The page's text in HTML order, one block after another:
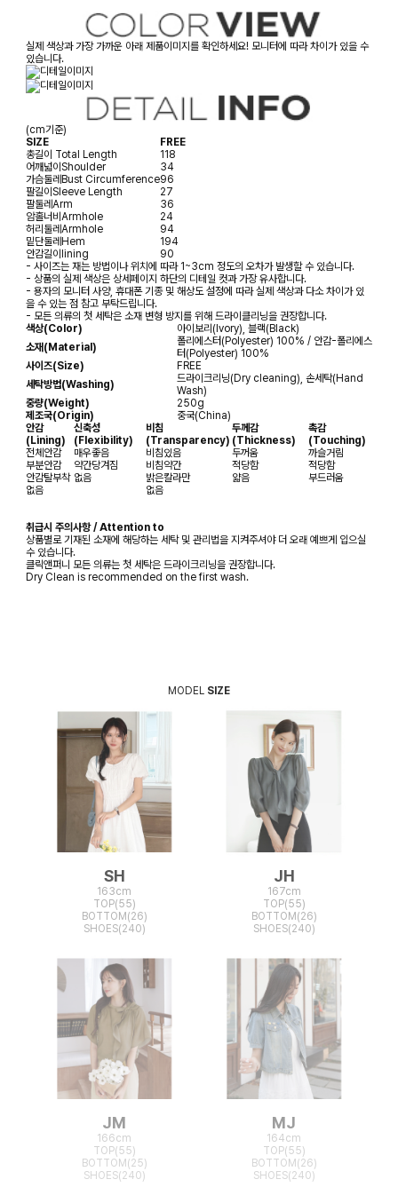
실제 색상과 가장 가까운 아래 제품이미지를 확인하세요! 모니터에 따라 차이가 있을 수
있습니다.
(cm기준)
SIZE
FREE
총길이 Total Length
118
어깨넓이Shoulder
34
가슴둘레Bust Circumference96
팔길이Sleeve Length
27
팔둘레Arm
36
암홀너비Armhole
24
허리둘레Armhole
94
밑단둘레Hem
194
안감길이lining
90
- 사이즈는 재는 방법이나 위치에 따라 1~3cm 정도의 오차가 발생할 수 있습니다.
- 상품의 실제 색상은 상세페이지 하단의 디테일 컷과 가장 유사합니다.
- 용자의 모니터 사양, 휴대폰 기종 및 해상도 설정에 따라 실제 색상과 다소 차이가 있
을 수 있는 점 참고 부탁드립니다.
- 모든 의류의 첫 세탁은 소재 변형 방지를 위해 드라이클리닝을 권장합니다.
색상(Color)
아이보리(Ivory), 블랙(Black)
소재(Material)
폴리에스터(Polyester) 100% / 안감-폴리에스
터(Polyester) 100%
사이즈(Size)
FREE
세탁방법(Washing)
드라이크리닝(Dry cleaning), 손세탁(Hand
Wash)
중량(Weight)
250g
제조국(Origin)
중국(China)
안감
(Lining)
신축성
(Flexibility)
비침
(Transparency)
두께감
(Thickness)
촉감
(Touching)
전체안감
매우좋음 비침있음 두꺼움
까슬거림
부분안감
약간당겨짐 비침약간 적당함
적당함
안감탈부착 없음 밝은칼라만 얇음
부드러움
없음
없음
취급시 주의사항 / Attention to
상품별로 기재된 소재에 해당하는 세탁 및 관리법을 지켜주셔야 더 오래 예쁘게 입으실
수 있습니다.
클릭앤퍼니 모든 의류는 첫 세탁은 드라이크리닝을 권장합니다.
Dry Clean is recommended on the first wash.
MODEL SIZE
SH
163cm
TOP(55)
BOTTOM(26)
SHOES(240)
JH
167cm
TOP(55)
BOTTOM(26)
SHOES(240)
JM
166cm
TOP(55)
BOTTOM(25)
SHOES(240)
MJ
164cm
TOP(55)
BOTTOM(26)
SHOES(240)